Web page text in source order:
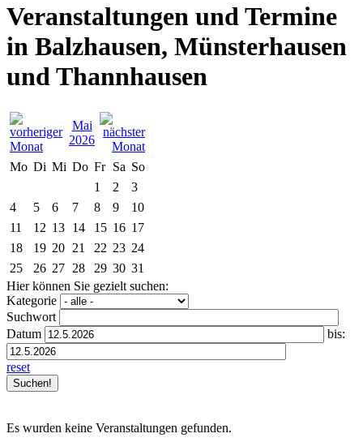
Veranstaltungen und Termine
in Balzhausen, Münsterhausen
und Thannhausen
Mai
2026
Mo Di Mi Do Fr Sa So
1
2
3
4
5 6 7 8 9
10
11
12 13 14 15 16 17
18
19 20 21 22 23 24
25
26 27 28 29 30 31
Hier können Sie gezielt suchen:
Kategorie
Suchwort
Datum
bis:
reset
Es wurden keine Veranstaltungen gefunden.